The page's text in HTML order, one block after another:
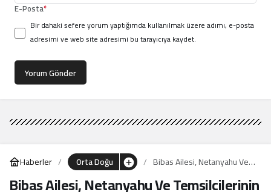
E-Posta*
Bir dahaki sefere yorum yaptığımda kullanılmak üzere adımı, e-posta
adresimi ve web site adresimi bu tarayıcıya kaydet.
Yorum Gönder
Haberler Orta Doğu
Bibas Ailesi, Netanyahu Ve
Temsilcilerinin Cenazeye
Bibas Ailesi, Netanyahu Ve Temsilcilerinin